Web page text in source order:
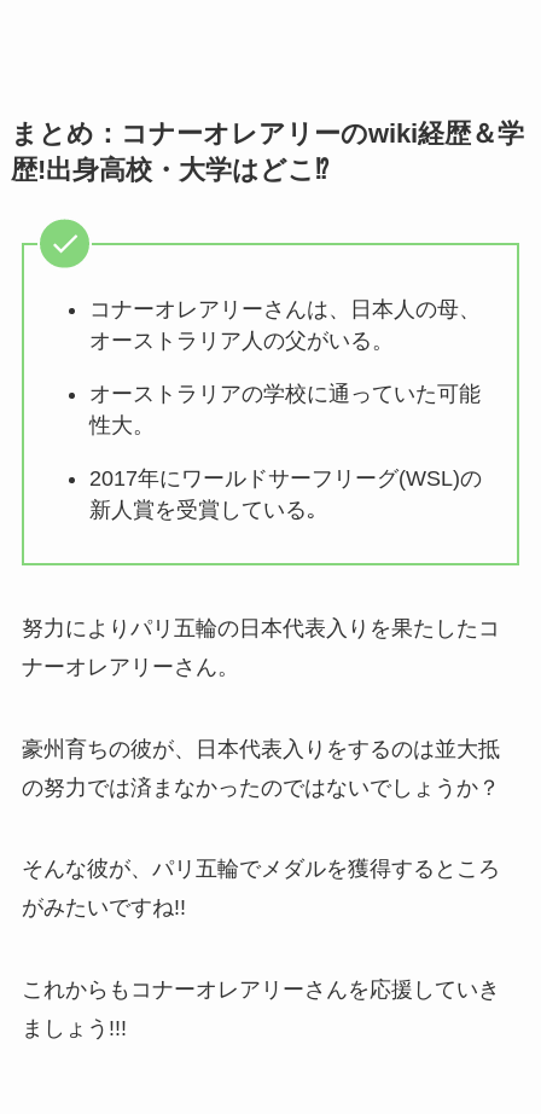
まとめ：コナーオレアリーのwiki経歴＆学
歴!出身高校・大学はどこ⁉
コナーオレアリーさんは、日本人の母、
オーストラリア人の父がいる。
オーストラリアの学校に通っていた可能
性大。
2017年にワールドサーフリーグ(WSL)の
新人賞を受賞している｡
努力によりパリ五輪の日本代表入りを果たしたコ
ナーオレアリーさん。
豪州育ちの彼が、日本代表入りをするのは並大抵
の努力では済まなかったのではないでしょうか？
そんな彼が、パリ五輪でメダルを獲得するところ
がみたいですね!!
これからもコナーオレアリーさんを応援していき
ましょう!!!